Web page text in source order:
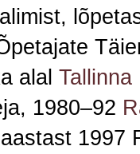
alal Tallinna
1980–92
1997